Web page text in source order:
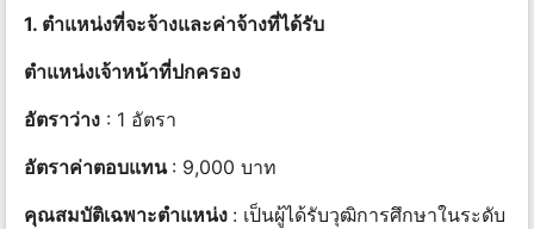
1. ตําแหน่งที่จะจ้างและค่าจ้างที่ได้รับ
ตําแหน่งเจ้าหน้าที่ปกครอง
อัตราว่าง : 1 อัตรา
อัตราค่าตอบแทน : 9,000 บาท
คุณสมบัติเฉพาะตำแหน่ง : เป็นผู้ได้รับวุฒิการศึกษาในระดับ